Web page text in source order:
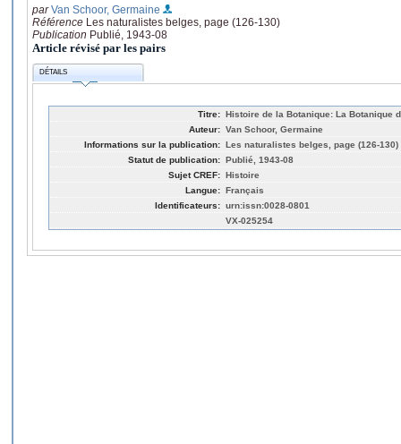
parVan Schoor, Germaine
Référence Les naturalistes belges, page (126-130)
Publication Publié, 1943-08
Article révisé par les pairs
DÉTAILS
Titre: Histoire de la Botanique: La Botanique
Auteur: Van Schoor, Germaine
Informations sur la publication: Les naturalistes belges, page (126-130)
Statut de publication: Publié, 1943-08
Sujet CREF: Histoire
Langue: Français
Identificateurs: urn:issn:0028-0801
VX-025254